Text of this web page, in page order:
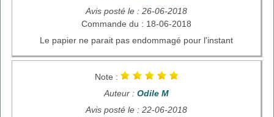
Avis posté le : 26-06-2018
Commande du : 18-06-2018
Le papier ne parait pas endommagé pour l'instant
Note :
Auteur : Odile M
Avis posté le : 22-06-2018